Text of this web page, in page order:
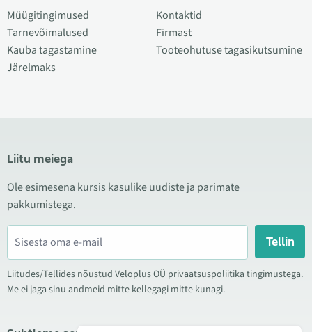
Müügitingimused
Tarnevõimalused
Kauba tagastamine
Järelmaks
Kontaktid
Firmast
Tooteohutuse tagasikutsumine
Liitu meiega
Ole esimesena kursis kasulike uudiste ja parimate
pakkumistega.
Tellin
Liitudes/Tellides nõustud Veloplus OÜ privaatsuspoliitika tingimustega.
Me ei jaga sinu andmeid mitte kellegagi mitte kunagi.